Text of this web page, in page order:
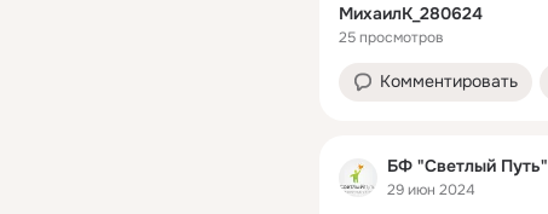
МихаилК_280624
25 просмотров
Комментировать
БФ "Светлый Путь"
29 июн 2024